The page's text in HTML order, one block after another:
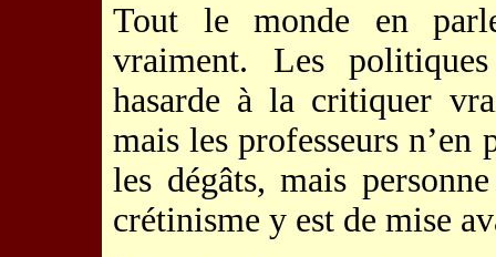
Tout le monde en
vraiment. Les
hasarde à la critiquer
mais les professeurs n’en
les dégâts, mais
crétinisme y est de mise